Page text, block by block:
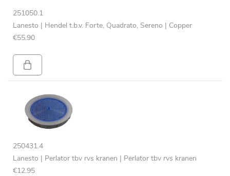
251050.1
Lanesto | Hendel t.b.v. Forte, Quadrato, Sereno | Copper
€55.90
250431.4
Lanesto | Perlator tbv rvs kranen | Perlator tbv rvs kranen
€12.95